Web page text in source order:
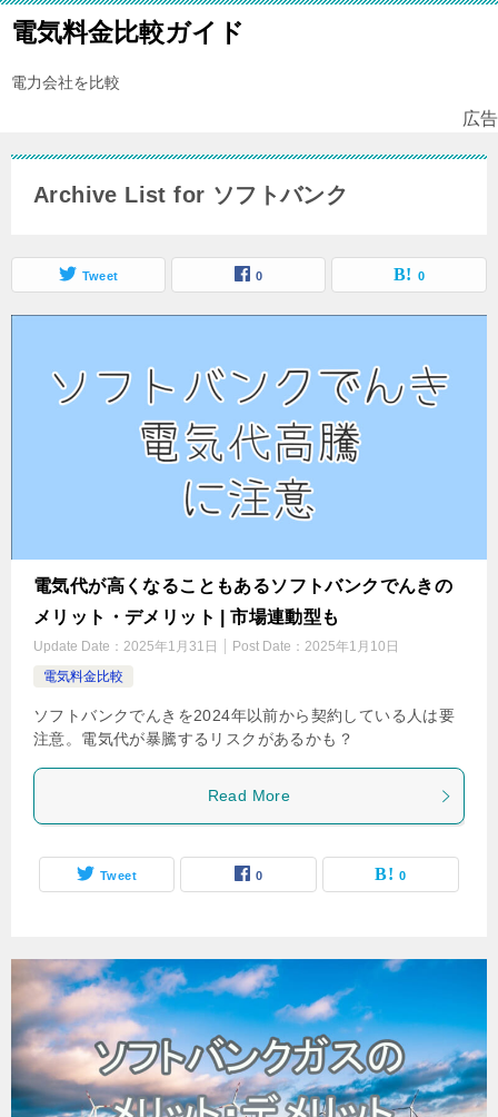
電気料金比較ガイド
電力会社を比較
広告
Archive List for ソフトバンク
Tweet 0 0
電気代が高くなることもあるソフトバンクでんきの
メリット・デメリット | 市場連動型も
Update Date： 2025年1月31日 Post Date： 2025年1月10日
電気料金比較
ソフトバンクでんきを2024年以前から契約している人は要
注意。電気代が暴騰するリスクがあるかも？
Read More
Tweet 0 0